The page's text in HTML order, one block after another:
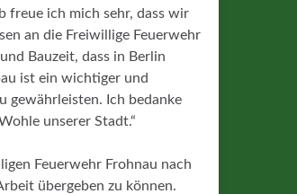
freue ich mich sehr, dass wir
an die Freiwillige Feuerwehr
Bauzeit, dass in Berlin
ist ein wichtiger und
gewährleisten. Ich bedanke
unserer Stadt.“
Feuerwehr Frohnau nach
übergeben zu können.